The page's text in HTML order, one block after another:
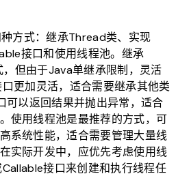
方式：继承Thread类、实现
接口和使用线程池。继承
但由于Java单继承限制，灵活
更加灵活，适合需要继承其他类
可以返回结果并抛出异常，适合
使用线程池是最推荐的方式，可
系统性能，适合需要管理大量线
实际开发中，应优先考虑使用线
接口来创建和执行线程任